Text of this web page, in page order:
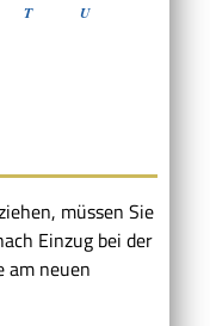
T
U
müssen Sie
Einzug bei der
am neuen